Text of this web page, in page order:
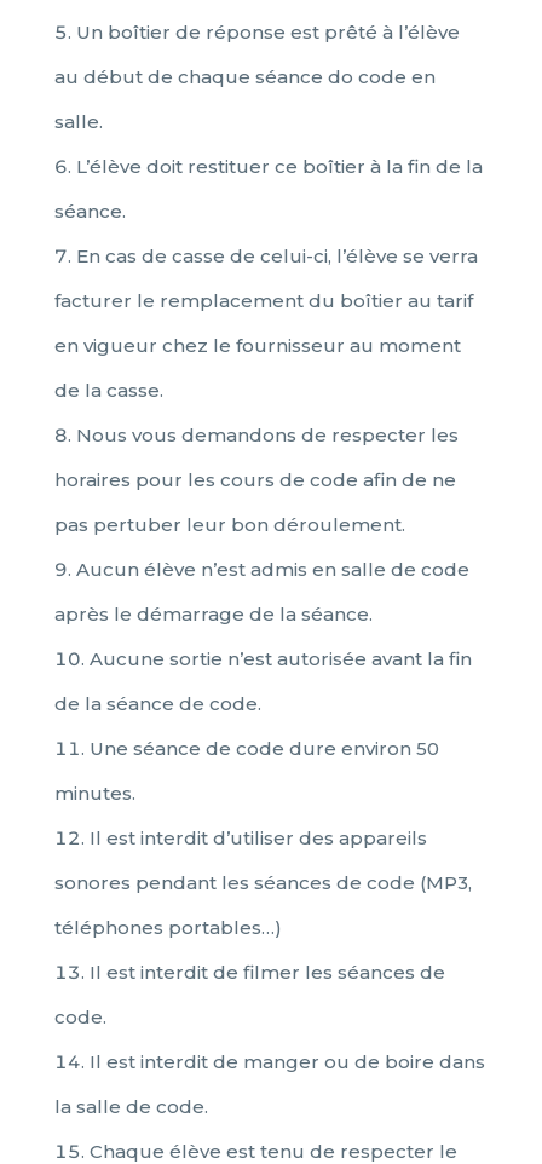
Un boîtier de réponse est prêté à l’élève
au début de chaque séance do code en
salle.
L’élève doit restituer ce boîtier à la fin de la
séance.
En cas de casse de celui-ci, l’élève se verra
facturer le remplacement du boîtier au tarif
en vigueur chez le fournisseur au moment
de la casse.
Nous vous demandons de respecter les
horaires pour les cours de code afin de ne
pas pertuber leur bon déroulement.
Aucun élève n’est admis en salle de code
après le démarrage de la séance.
Aucune sortie n’est autorisée avant la fin
de la séance de code.
Une séance de code dure environ 50
minutes.
Il est interdit d’utiliser des appareils
sonores pendant les séances de code (MP3,
téléphones portables…)
Il est interdit de filmer les séances de
code.
Il est interdit de manger ou de boire dans
la salle de code.
Chaque élève est tenu de respecter le